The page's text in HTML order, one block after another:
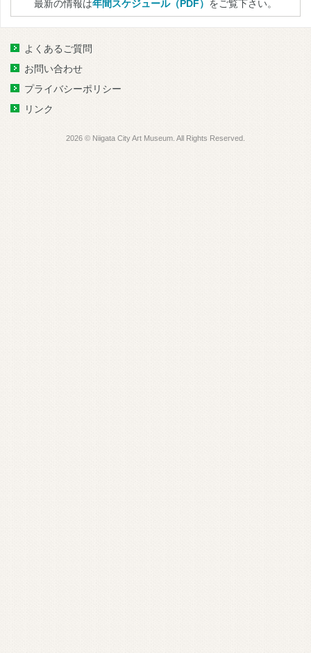
最新の情報は年間スケジュール（PDF） をご覧下さい。
よくあるご質問
お問い合わせ
プライバシーポリシー
リンク
2026 © Niigata City Art Museum. All Rights Reserved.